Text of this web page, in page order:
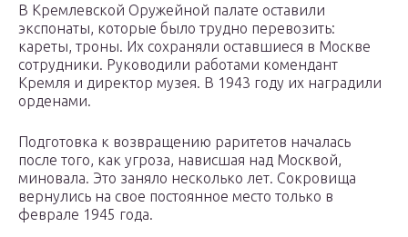
В Кремлевской Оружейной палате оставили
экспонаты, которые было трудно перевозить:
кареты, троны. Их сохраняли оставшиеся в Москве
сотрудники. Руководили работами комендант
Кремля и директор музея. В 1943 году их наградили
орденами.
Подготовка к возвращению раритетов началась
после того, как угроза, нависшая над Москвой,
миновала. Это заняло несколько лет. Сокровища
вернулись на свое постоянное место только в
феврале 1945 года.